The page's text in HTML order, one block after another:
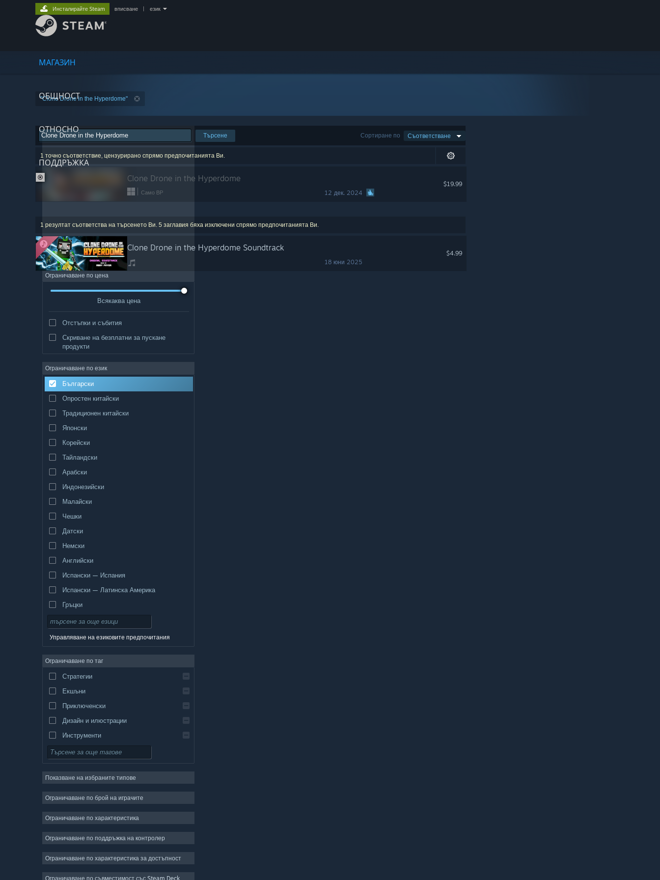
МАГАЗИН
ОБЩНОСТ
ОТНОСНО
ПОДДРЪЖКА
Инсталирайте Steam вписване език
"Clone Drone in the Hyperdome"
Сортиране по Съответстване
Търсене
1 точно съответствие, цензурирано спрямо предпочитанията Ви.
Clone Drone in the Hyperdome
Само ВР 12 дек. 2024
$19.99
ИЗКЛЮЧЕНО ОТ ПРЕДПОЧИТАНИЯТА
1 резултат съответства на търсенето Ви. 5 заглавия бяха изключени спрямо предпочитанията Ви.
Clone Drone in the Hyperdome Soundtrack
18 юни 2025
$4.99
Ограничаване по цена
Всякаква цена
Отстъпки и събития
Скриване на безплатни за пускане
продукти
Ограничаване по език
Български
Опростен китайски
Традиционен китайски
Японски
Корейски
Тайландски
Арабски
Индонезийски
Малайски
Чешки
Датски
Немски
Английски
Испански — Испания
Испански — Латинска Америка
Гръцки
Управляване на езиковите предпочитания
Ограничаване по таг
Стратегии
Екшъни
Приключенски
Дизайн и илюстрации
Инструменти
Безплатни за пускане
Масивни мрежови
Независими
Неангажиращи
Симулации
Показване на избраните типове
Ограничаване по брой на играчите
Ограничаване по характеристика
Ограничаване по поддръжка на контролер
Ограничаване по характеристика за достъпност
Ограничаване по съвместимост със Steam Deck